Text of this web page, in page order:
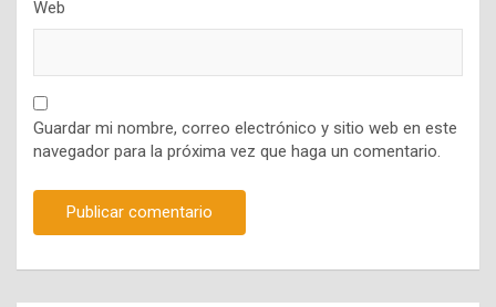
Web
Guardar mi nombre, correo electrónico y sitio web en este
navegador para la próxima vez que haga un comentario.